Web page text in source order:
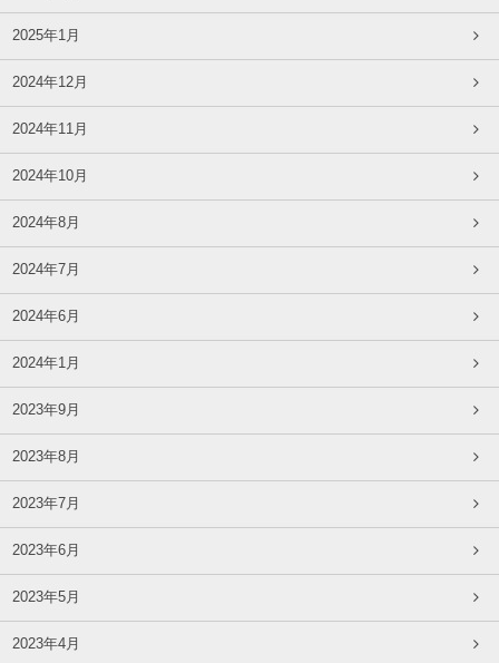
2025年1月
2024年12月
2024年11月
2024年10月
2024年8月
2024年7月
2024年6月
2024年1月
2023年9月
2023年8月
2023年7月
2023年6月
2023年5月
2023年4月